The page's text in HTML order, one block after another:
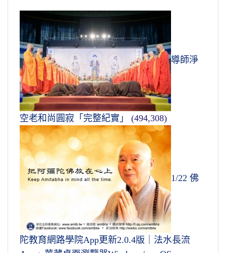
導師淨
空老和尚圓寂「完整紀實」 (494,308)
1/22 佛
陀教育網路學院App更新2.0.4版｜法水長流